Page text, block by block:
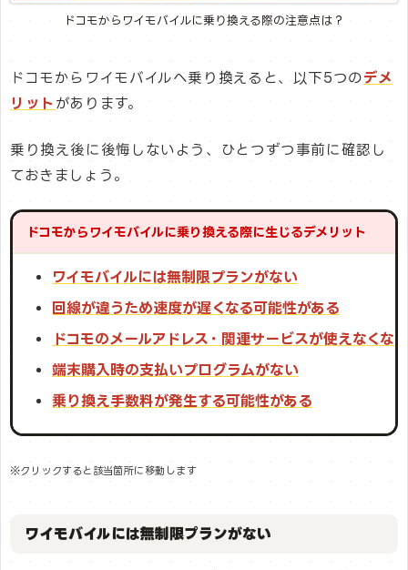
ドコモからワイモバイルに乗り換える際の注意点は？
ドコモからワイモバイルへ乗り換えると、以下5つのデメ
リット があります。
乗り換え後に後悔しないよう、ひとつずつ事前に確認し
ておきましょう。
ドコモからワイモバイルに乗り換える際に生じるデメリット
ワイモバイルには無制限プランがない
回線が違うため速度が遅くなる可能性がある
ドコモのメールアドレス・関連サービスが使えなくなる
端末購入時の支払いプログラムがない
乗り換え手数料が発生する可能性がある
※クリックすると該当箇所に移動します
ワイモバイルには無制限プランがない